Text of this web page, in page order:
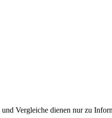
Vergleiche dienen nur zu